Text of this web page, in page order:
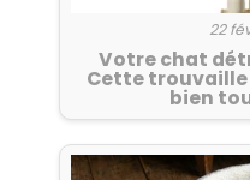
22
Votre chat
Cette
bien